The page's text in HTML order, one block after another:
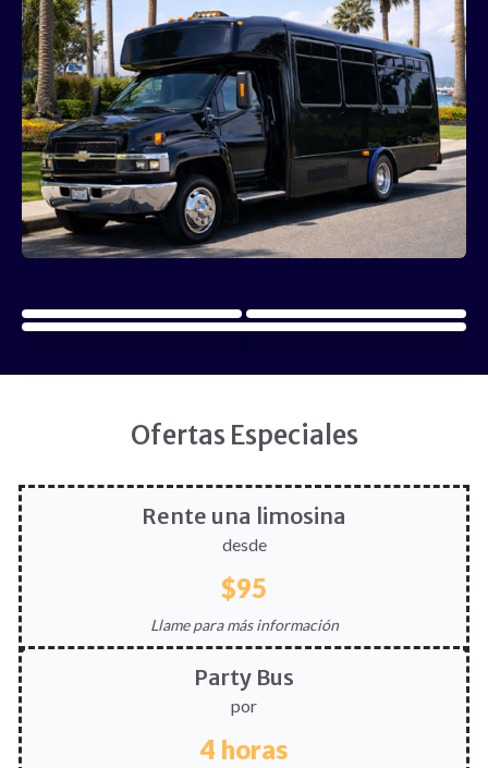
Ofertas Especiales
Rente una limosina
desde
$95
Llame para más información
Party Bus
por
4 horas